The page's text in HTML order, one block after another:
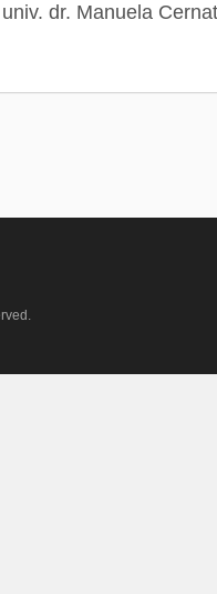
dr. Manuela